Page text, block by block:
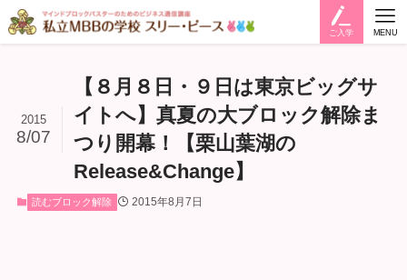
ご入学 MENU
【８月８日・９日は東京ビッグサ
イトへ】真夏の大ブロック解除ま
つり開幕！【栗山葉湖の
Release&Change】
2015
8/07
読むブロック解除 2015年8月7日